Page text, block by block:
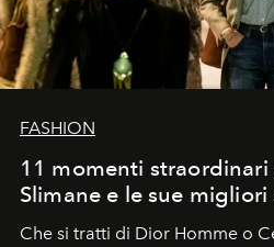
FASHION
11 momenti
Slimane e le sue migliori
Che si tratti di Dior Homme o